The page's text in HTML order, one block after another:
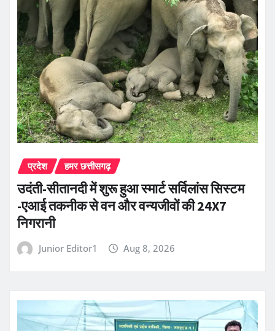
प्रदेश हमर छत्तीसगढ़
उदंती-सीतानदी में शुरू हुआ स्मार्ट सर्विलांस सिस्टम
-एआई तकनीक से वन और वन्यजीवों की 24X7
निगरानी
Junior Editor1 Aug 8, 2026